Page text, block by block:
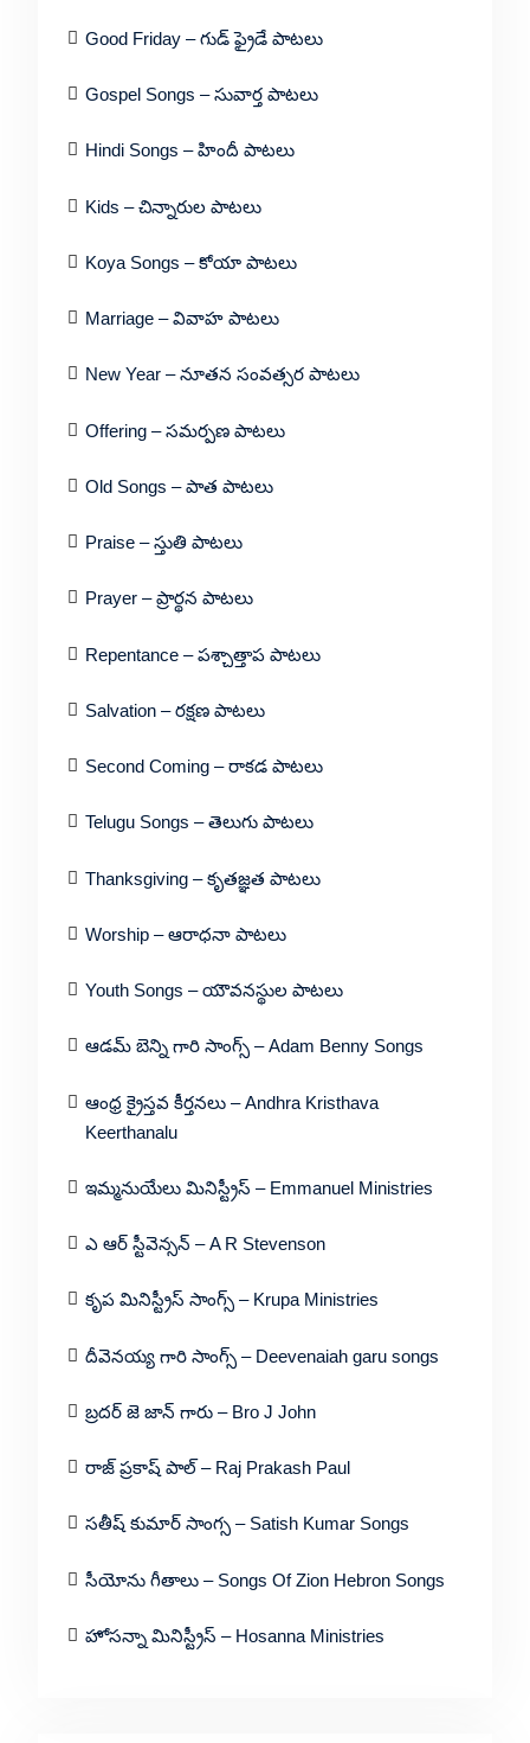
Good Friday – గుడ్ ఫ్రైడే పాటలు
Gospel Songs – సువార్త పాటలు
Hindi Songs – హిందీ పాటలు
Kids – చిన్నారుల పాటలు
Koya Songs – కోయా పాటలు
Marriage – వివాహ పాటలు
New Year – నూతన సంవత్సర పాటలు
Offering – సమర్పణ పాటలు
Old Songs – పాత పాటలు
Praise – స్తుతి పాటలు
Prayer – ప్రార్థన పాటలు
Repentance – పశ్చాత్తాప పాటలు
Salvation – రక్షణ పాటలు
Second Coming – రాకడ పాటలు
Telugu Songs – తెలుగు పాటలు
Thanksgiving – కృతజ్ఞత పాటలు
Worship – ఆరాధనా పాటలు
Youth Songs – యౌవనస్థుల పాటలు
ఆడమ్ బెన్ని గారి సాంగ్స్ – Adam Benny Songs
ఆంధ్ర క్రైస్తవ కీర్తనలు – Andhra Kristhava
Keerthanalu
ఇమ్మనుయేలు మినిస్ట్రీస్ – Emmanuel Ministries
ఎ ఆర్ స్టీవెన్సన్ – A R Stevenson
కృప మినిస్ట్రీస్ సాంగ్స్ – Krupa Ministries
దీవెనయ్య గారి సాంగ్స్ – Deevenaiah garu songs
బ్రదర్ జె జాన్ గారు – Bro J John
రాజ్ ప్రకాష్ పాల్ – Raj Prakash Paul
సతీష్ కుమార్ సాంగ్స – Satish Kumar Songs
సీయోను గీతాలు – Songs Of Zion Hebron Songs
హోసన్నా మినిస్ట్రీస్ – Hosanna Ministries